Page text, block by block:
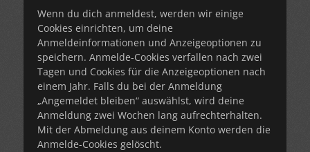
Wenn du dich anmeldest, werden wir einige
Cookies einrichten, um deine
Anmeldeinformationen und Anzeigeoptionen zu
speichern. Anmelde-Cookies verfallen nach zwei
Tagen und Cookies für die Anzeigeoptionen nach
einem Jahr. Falls du bei der Anmeldung
„Angemeldet bleiben“ auswählst, wird deine
Anmeldung zwei Wochen lang aufrechterhalten.
Mit der Abmeldung aus deinem Konto werden die
Anmelde-Cookies gelöscht.